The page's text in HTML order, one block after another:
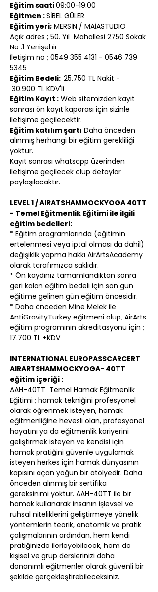
Eğitim saati 09:00-19:00
Eğitmen : SİBEL GÜLER
Eğitim yeri; MERSİN / MAİASTUDIO
Açık adres ; 50. Yıl  Mahallesi 2750 Sokak
No :1 Yenişehir
İletişim no ; 0549 355 4131 - 0546 739
5345
Eğitim Bedeli: 25.750 TL Nakit -
30.900 TL KDV'li
Eğitim Kayıt : Web sitemizden kayıt
sonrası ön kayıt kaporası için sizinle
iletişime geçilecektir.
Eğitim katılım şartı Daha önceden
alınmış herhangi bir eğitim gerekliliği
yoktur.
Kayıt sonrası whatsapp üzerinden
iletişime geçilecek olup detaylar
paylaşılacaktır.
LEVEL 1 / AIRATSHAMMOCKYOGA 40TT
- Temel Eğitmenlik Eğitimi ile ilgili
eğitim bedelleri:
* Eğitim programlarında (eğitimin
ertelenmesi veya iptal olması da dahil)
değişiklik yapma hakkı AirArtsAcademy
olarak tarafımızca saklıdır.
* Ön kaydınız tamamlandıktan sonra
geri kalan eğitim bedeli için son gün
eğitime gelinen gün eğitim öncesidir.
* Daha önceden Mine Melek ile
AntiGravityTurkey eğitmeni olup, AirArts
eğitim programının akreditasyonu için ;
17.700 TL +KDV
INTERNATIONAL EUROPASSCARCERT
AIRARTSHAMMOCKYOGA- 40TT
eğitim içeriği :
AAH-40TT  Temel Hamak Eğitmenlik
Eğitimi ; hamak tekniğini profesyonel
olarak öğrenmek isteyen, hamak
eğitmenliğine hevesli olan, profesyonel
hayatını ya da eğitmenlik kariyerini
geliştirmek isteyen ve kendisi için
hamak pratiğini güvenle uygulamak
isteyen herkes için hamak dünyasının
kapısını açan yoğun bir atölyedir. Daha
önceden alınmış bir sertifika
gereksinimi yoktur. AAH-40TT ile bir
hamak kullanarak insanın işlevsel ve
ruhsal niteliklerini geliştirmeye yönelik
yöntemlerin teorik, anatomik ve pratik
çalışmalarının ardından, hem kendi
pratiğinizde ilerleyebilecek, hem de
kişisel ve grup derslerinizi daha
donanımlı eğitmenler olarak güvenli bir
şekilde gerçekleştirebileceksiniz.